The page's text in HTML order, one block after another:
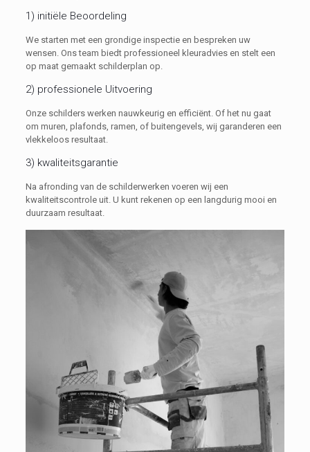
1) initiële Beoordeling
We starten met een grondige inspectie en bespreken uw
wensen. Ons team biedt professioneel kleuradvies en stelt een
op maat gemaakt schilderplan op.
2) professionele Uitvoering
Onze schilders werken nauwkeurig en efficiënt. Of het nu gaat
om muren, plafonds, ramen, of buitengevels, wij garanderen een
vlekkeloos resultaat.
3) kwaliteitsgarantie
Na afronding van de schilderwerken voeren wij een
kwaliteitscontrole uit. U kunt rekenen op een langdurig mooi en
duurzaam resultaat.